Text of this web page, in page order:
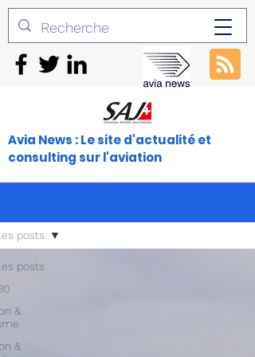
Avia News : Le site d'actualité et
consulting sur l'aviation
posts
&
&
posts